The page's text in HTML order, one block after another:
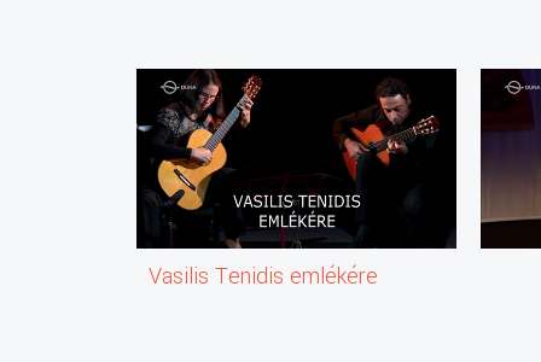
Vasilis Tenidis emlékére